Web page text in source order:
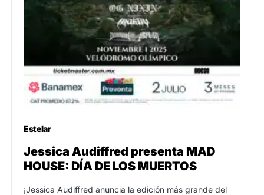
Estelar
Jessica Audiffred presenta MAD
HOUSE: DÍA DE LOS MUERTOS
¡Jessica Audiffred anuncia la edición más grande del